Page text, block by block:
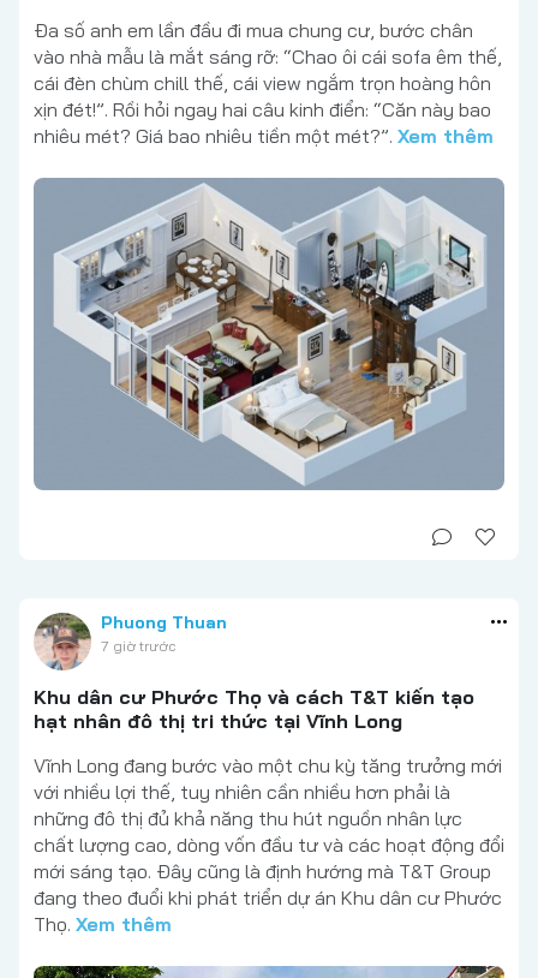
Đa số anh em lần đầu đi mua chung cư, bước chân
vào nhà mẫu là mắt sáng rỡ: “Chao ôi cái sofa êm thế,
cái đèn chùm chill thế, cái view ngắm trọn hoàng hôn
xịn đét!”. Rồi hỏi ngay hai câu kinh điển: “Căn này bao
nhiêu mét? Giá bao nhiêu tiền một mét?”. Xem thêm
Phuong Thuan
7 giờ trước
Khu dân cư Phước Thọ và cách T&T kiến tạo
hạt nhân đô thị tri thức tại Vĩnh Long
Vĩnh Long đang bước vào một chu kỳ tăng trưởng mới
với nhiều lợi thế, tuy nhiên cần nhiều hơn phải là
những đô thị đủ khả năng thu hút nguồn nhân lực
chất lượng cao, dòng vốn đầu tư và các hoạt động đổi
mới sáng tạo. Đây cũng là định hướng mà T&T Group
đang theo đuổi khi phát triển dự án Khu dân cư Phước
Thọ. Xem thêm